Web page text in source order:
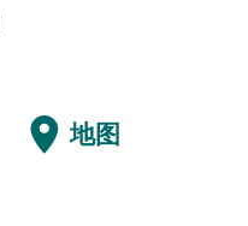
地图